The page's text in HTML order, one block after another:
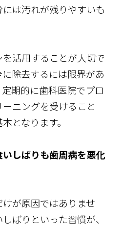
は汚れが残りやすいも
活用することが大切で
除去するには限界があ
期的に歯科医院でプロ
ニングを受けること
となります。
しばりも歯周病を悪化
が原因ではありませ
ばりといった習慣が、